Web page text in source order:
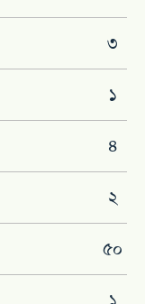
৩
১
৪
২
৫০